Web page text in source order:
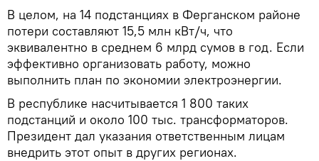
В целом, на 14 подстанциях в Ферганском районе
потери составляют 15,5 млн кВт/ч, что
эквивалентно в среднем 6 млрд сумов в год. Если
эффективно организовать работу, можно
выполнить план по экономии электроэнергии.
В республике насчитывается 1 800 таких
подстанций и около 100 тыс. трансформаторов.
Президент дал указания ответственным лицам
внедрить этот опыт в других регионах.